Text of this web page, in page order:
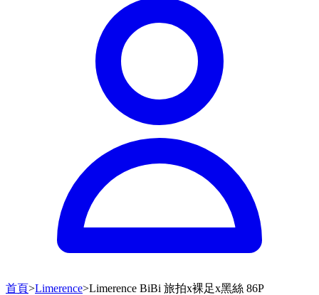
首頁>Limerence>Limerence BiBi 旅拍x裸足x黑絲 86P